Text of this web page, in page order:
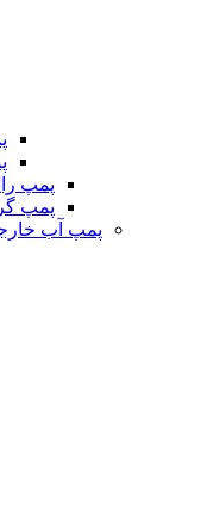
پمپ
پمپ
پمپ آب